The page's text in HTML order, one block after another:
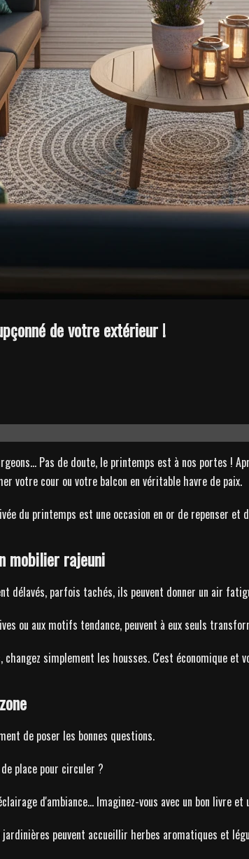
de votre extérieur !
Pas de doute, le printemps est à nos portes
votre cour ou votre balcon en véritable havre de paix.
du printemps est une occasion en or de repenser
mobilier rajeuni
délavés, parfois tachés, ils peuvent donner un air
ou aux motifs tendance, peuvent à eux seuls
simplement les housses. C'est économique et
de poser les bonnes questions.
place pour circuler ?
d'ambiance... Imaginez-vous avec un bon livre et
peuvent accueillir herbes aromatiques et